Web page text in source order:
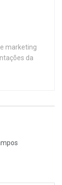
marketing
da